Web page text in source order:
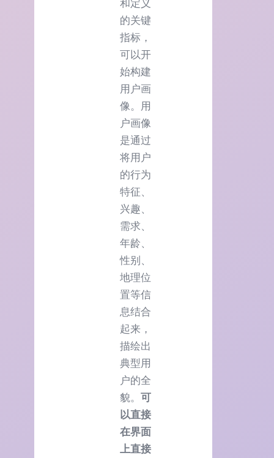
和定义
的关键
指标，
可以开
始构建
用户画
像。用
户画像
是通过
将用户
的行为
特征、
兴趣、
需求、
年龄、
性别、
地理位
置等信
息结合
起来，
描绘出
典型用
户的全
貌。 可
以直接
在界面
上直接